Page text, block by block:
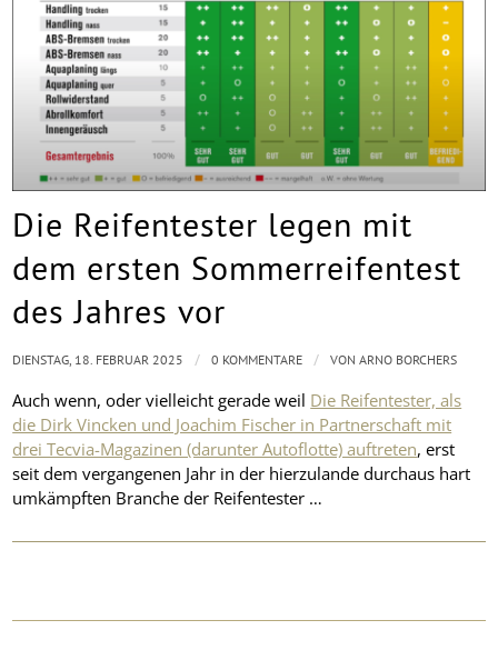
Die Reifentester legen mit
dem ersten Sommerreifentest
des Jahres vor
Auch wenn, oder vielleicht gerade weil Die Reifentester, als
die Dirk Vincken und Joachim Fischer in Partnerschaft mit
drei Tecvia-Magazinen (darunter Autoflotte) auftreten, erst
seit dem vergangenen Jahr in der hierzulande durchaus hart
umkämpften Branche der Reifentester …
DIENSTAG, 18. FEBRUAR 2025 / 0 KOMMENTARE / VONARNO BORCHERS